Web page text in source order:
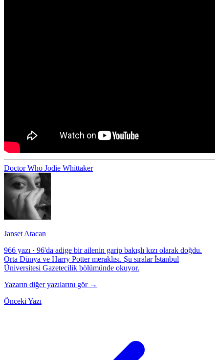
Doctor Who Jodie Whittaker
Janset Atacan
966 yazı · 96'da adige bir ailenin garip bakışlı kızı olarak doğdu.
Orta Dünya ve Harry Potter meraklısı. Şu sıralar İstanbul
Üniversitesi Gazetecilik bölümünde okuyor.
Yazarın diğer yazılarını gör →
Önceki Yazı